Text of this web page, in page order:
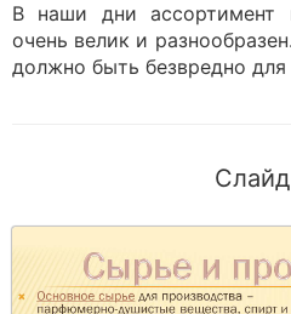
В наши дни ассортимент
очень велик и
должно быть безвредно